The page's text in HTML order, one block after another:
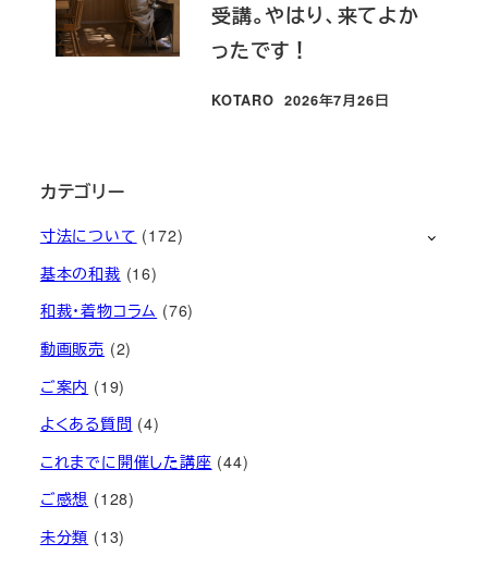
受講。やはり、来てよか
ったです！
KOTARO
投稿日
2026年7月26日
カテゴリー
寸法について (172)
基本の和裁 (16)
和裁・着物コラム (76)
動画販売 (2)
ご案内 (19)
よくある質問 (4)
これまでに開催した講座 (44)
ご感想 (128)
未分類 (13)